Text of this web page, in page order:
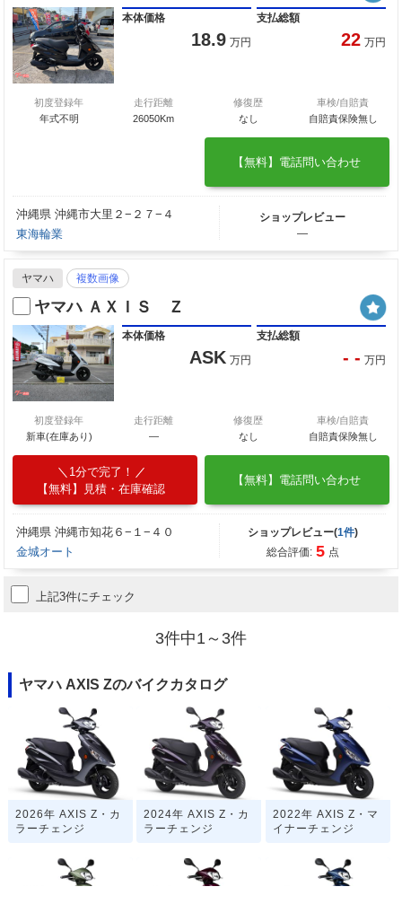
本体価格
18.9 万円
支払総額
22 万円
初度登録年
年式不明
走行距離
26050Km
修復歴
なし
車検/自賠責
自賠責保険無し
【無料】電話問い合わせ
沖縄県 沖縄市大里２−２７−４
東海輪業
ショップレビュー
―
ヤマハ 複数画像
ヤマハ ＡＸＩＳ Ｚ
本体価格
ASK 万円
支払総額
- - 万円
初度登録年
新車(在庫あり)
走行距離
―
修復歴
なし
車検/自賠責
自賠責保険無し
1分で完了！
【無料】見積・在庫確認
【無料】電話問い合わせ
沖縄県 沖縄市知花６−１−４０
金城オート
ショップレビュー(1件)
総合評価: 5 点
上記3件にチェック
3件中1～3件
ヤマハ AXIS Zのバイクカタログ
2026年 AXIS Z・カ
ラーチェンジ
2024年 AXIS Z・カ
ラーチェンジ
2022年 AXIS Z・マ
イナーチェンジ